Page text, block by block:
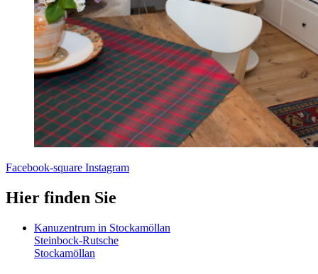
Facebook-square Instagram
Hier finden Sie
Kanuzentrum in Stockamöllan
Steinbock-Rutsche
Stockamöllan